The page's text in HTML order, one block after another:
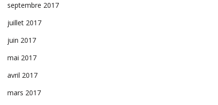
septembre 2017
juillet 2017
juin 2017
mai 2017
avril 2017
mars 2017